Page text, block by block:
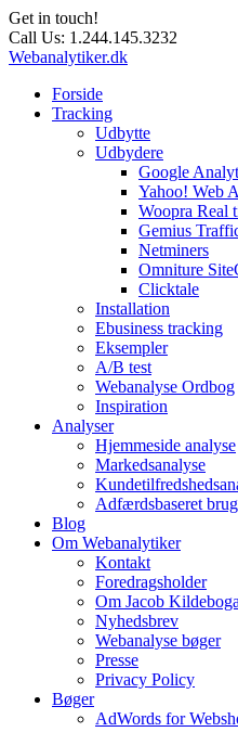
Get in touch!
Call Us: 1.244.145.3232
Webanalytiker.dk
Forside
Tracking
Udbytte
Udbydere
Google
Yahoo! Web
Woopra Real
Gemius
Netminers
Omniture
Clicktale
Installation
Ebusiness tracking
Eksempler
A/B test
Webanalyse Ordbog
Inspiration
Analyser
Hjemmeside analyse
Markedsanalyse
Adfærdsbaseret
Blog
Om Webanalytiker
Kontakt
Foredragsholder
Om Jacob
Nyhedsbrev
Webanalyse bøger
Presse
Privacy Policy
Bøger
AdWords for